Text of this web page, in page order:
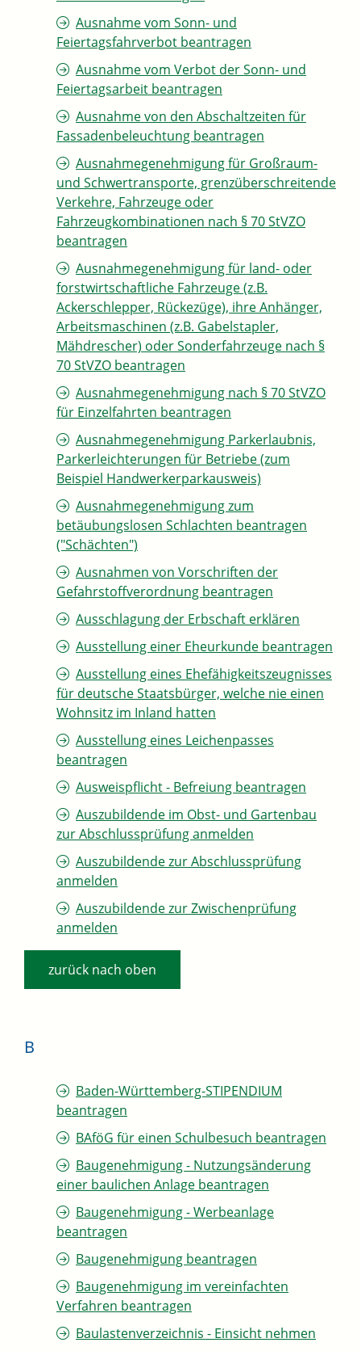
Ausnahme vom Sonn- und
Feiertagsfahrverbot beantragen
Ausnahme vom Verbot der Sonn- und
Feiertagsarbeit beantragen
Ausnahme von den Abschaltzeiten für
Fassadenbeleuchtung beantragen
Ausnahmegenehmigung für Großraum-
und Schwertransporte, grenzüberschreitende
Verkehre, Fahrzeuge oder
Fahrzeugkombinationen nach § 70 StVZO
beantragen
Ausnahmegenehmigung für land- oder
forstwirtschaftliche Fahrzeuge (z.B.
Ackerschlepper, Rückezüge), ihre Anhänger,
Arbeitsmaschinen (z.B. Gabelstapler,
Mähdrescher) oder Sonderfahrzeuge nach §
70 StVZO beantragen
Ausnahmegenehmigung nach § 70 StVZO
für Einzelfahrten beantragen
Ausnahmegenehmigung Parkerlaubnis,
Parkerleichterungen für Betriebe (zum
Beispiel Handwerkerparkausweis)
Ausnahmegenehmigung zum
betäubungslosen Schlachten beantragen
("Schächten")
Ausnahmen von Vorschriften der
Gefahrstoffverordnung beantragen
Ausschlagung der Erbschaft erklären
Ausstellung einer Eheurkunde beantragen
Ausstellung eines Ehefähigkeitszeugnisses
für deutsche Staatsbürger, welche nie einen
Wohnsitz im Inland hatten
Ausstellung eines Leichenpasses
beantragen
Ausweispflicht - Befreiung beantragen
Auszubildende im Obst- und Gartenbau
zur Abschlussprüfung anmelden
Auszubildende zur Abschlussprüfung
anmelden
Auszubildende zur Zwischenprüfung
anmelden
zurück nach oben
B
Baden-Württemberg-STIPENDIUM
beantragen
BAföG für einen Schulbesuch beantragen
Baugenehmigung - Nutzungsänderung
einer baulichen Anlage beantragen
Baugenehmigung - Werbeanlage
beantragen
Baugenehmigung beantragen
Baugenehmigung im vereinfachten
Verfahren beantragen
Baulastenverzeichnis - Einsicht nehmen